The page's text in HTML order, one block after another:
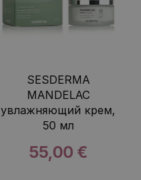
SESDERMA
MANDELAC
увлажняющий крем,
50 мл
55,00 €